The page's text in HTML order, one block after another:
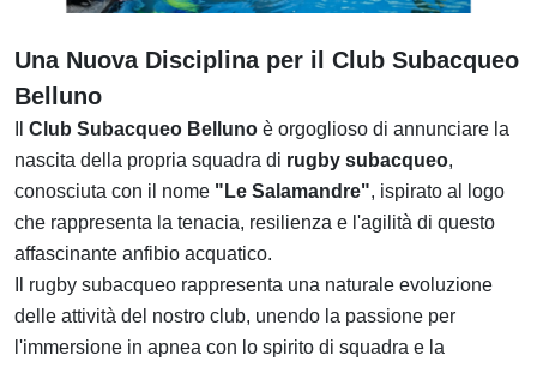
Una Nuova Disciplina per il Club Subacqueo
Belluno
Club Subacqueo Belluno è orgoglioso di annunciare la
nascita della propria squadra di rugby subacqueo,
conosciuta con il nome "Le Salamandre", ispirato al logo
che rappresenta la tenacia, resilienza e l'agilità di questo
affascinante anfibio acquatico.
Il rugby subacqueo rappresenta una naturale evoluzione
delle attività del nostro club, unendo la passione per
l'immersione in apnea con lo spirito di squadra e la